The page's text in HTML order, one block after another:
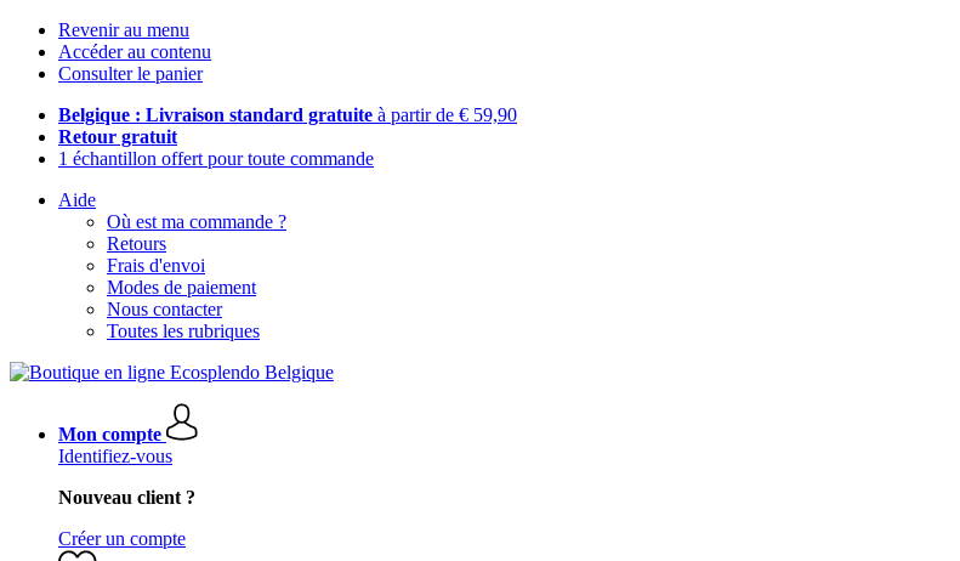
Revenir au menu
Accéder au contenu
Consulter le panier
Belgique : Livraison standard gratuite à partir de € 59,90
Retour gratuit
1 échantillon offert pour toute commande
Aide
Où est ma commande ?
Retours
Frais d'envoi
Modes de paiement
Nous contacter
Toutes les rubriques
Mon compte
Identifiez-vous
Nouveau client ?
Créer un compte